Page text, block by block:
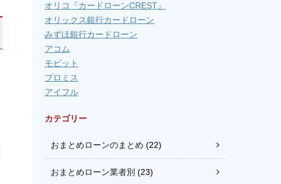
オリコ『カードローンCREST』
オリックス銀行カードローン
みずほ銀行カードローン
アコム
モビット
プロミス
アイフル
カテゴリー
おまとめローンのまとめ (22)
おまとめローン業者別 (23)